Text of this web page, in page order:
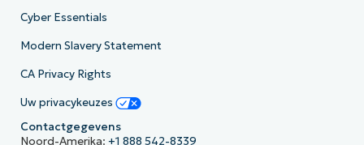
Cyber Essentials
Modern Slavery Statement
CA Privacy Rights
Uw privacykeuzes
Contactgegevens
Noord-Amerika: +1 888 542-8339